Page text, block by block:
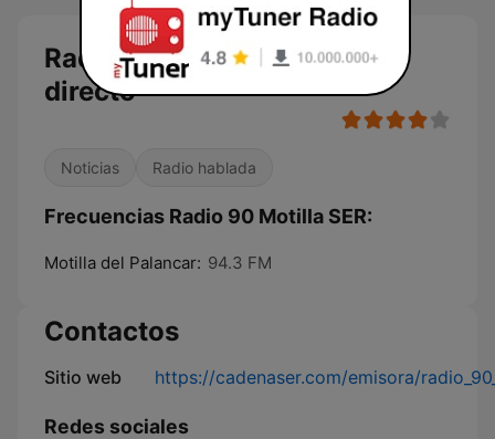
Radio 90 Motilla SER en
directo
Noticias Radio hablada
Frecuencias Radio 90 Motilla SER:
Motilla del Palancar: 94.3 FM
Contactos
Sitio web https://cadenaser.com/emisora/
Redes sociales